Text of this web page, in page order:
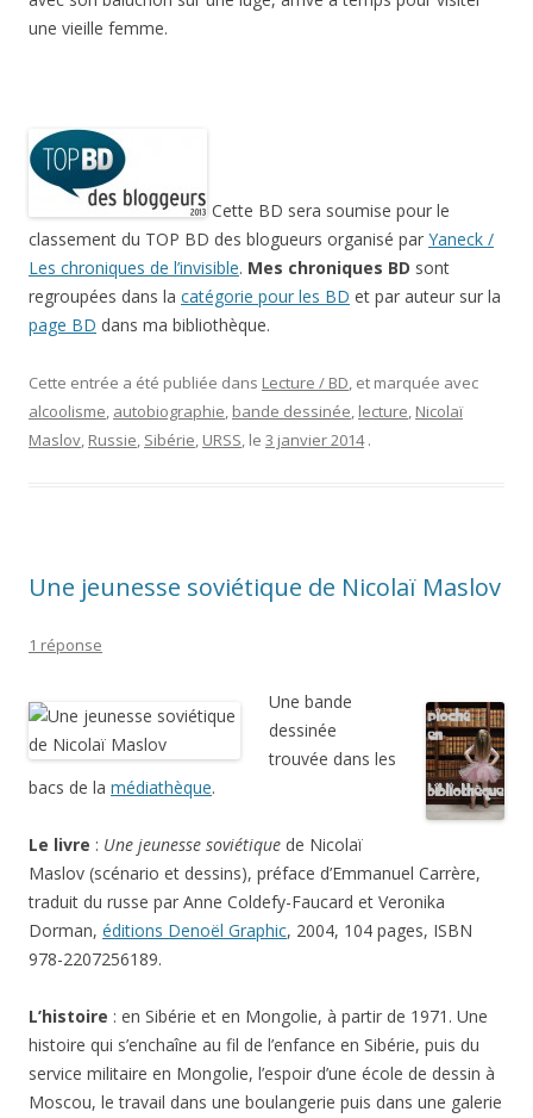
une vieille femme.
Cette BD sera soumise pour le
classement du TOP BD des blogueurs organisé par Yaneck /
Les chroniques de l’invisible. Mes chroniques BD sont
regroupées dans la catégorie pour les BD et par auteur sur la
page BD dans ma bibliothèque.
Cette entrée a été publiée dans Lecture / BD, et marquée avec
alcoolisme, autobiographie, bande dessinée, lecture, Nicolaï
Maslov, Russie, Sibérie, URSS, le 3 janvier 2014 .
Une jeunesse soviétique de Nicolaï Maslov
1 réponse
Une bande
dessinée
trouvée dans les
bacs de la médiathèque.
Le livre : Une jeunesse soviétique de Nicolaï
Maslov (scénario et dessins), préface d’Emmanuel Carrère,
traduit du russe par Anne Coldefy-Faucard et Veronika
Dorman, éditions Denoël Graphic, 2004, 104 pages, ISBN
978-2207256189.
L’histoire : en Sibérie et en Mongolie, à partir de 1971. Une
histoire qui s’enchaîne au fil de l’enfance en Sibérie, puis du
service militaire en Mongolie, l’espoir d’une école de dessin à
Moscou, le travail dans une boulangerie puis dans une galerie